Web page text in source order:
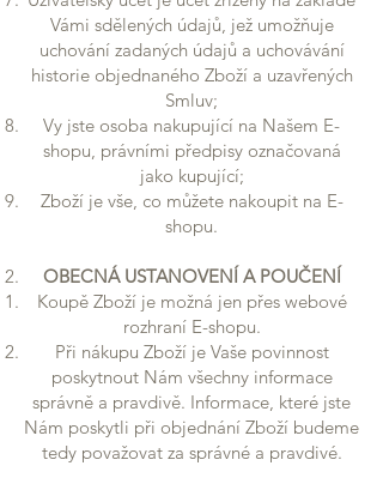
Vámi sdělených údajů, jež umožňuje
uchování zadaných údajů a uchovávání
historie objednaného Zboží a uzavřených
Smluv;
Vy jste osoba nakupující na Našem E-
shopu, právními předpisy označovaná
jako kupující;
Zboží je vše, co můžete nakoupit na E-
shopu.
OBECNÁ USTANOVENÍ A POUČENÍ
Koupě Zboží je možná jen přes webové
rozhraní E-shopu.
Při nákupu Zboží je Vaše povinnost
poskytnout Nám všechny informace
správně a pravdivě. Informace, které jste
Nám poskytli při objednání Zboží budeme
tedy považovat za správné a pravdivé.